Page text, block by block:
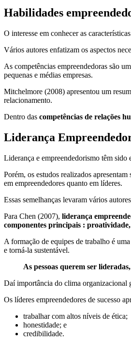
Habilidades
O interesse em conhecer as
Vários autores enfatizam os aspectos
As competências empreendedoras são
pequenas e médias empresas.
Mitchelmore (2008) apresentou um
relacionamento.
Dentro das competências de relações
Liderança
Liderança e empreendedorismo têm sido
Porém, os estudos realizados
em empreendedores quanto em líderes.
Essas semelhanças levaram vários
Para Chen (2007), liderança
componentes principais : proatividade,
A formação de equipes de trabalho é
e torná-la sustentável.
As pessoas querem ser
Daí importância do clima organizacional
Os líderes empreendedores de sucesso
trabalhar com altos níveis de ética;
honestidade; e
credibilidade.